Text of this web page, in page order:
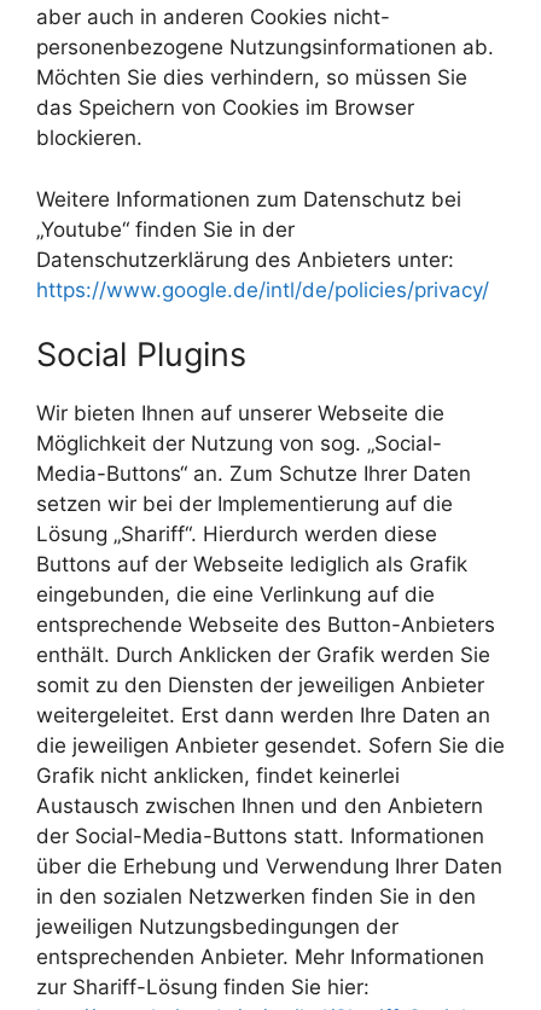
aber auch in anderen Cookies nicht-
personenbezogene Nutzungsinformationen ab.
Möchten Sie dies verhindern, so müssen Sie
das Speichern von Cookies im Browser
blockieren.
Weitere Informationen zum Datenschutz bei
„Youtube“ finden Sie in der
Datenschutzerklärung des Anbieters unter:
https://www.google.de/intl/de/policies/privacy/
Social Plugins
Wir bieten Ihnen auf unserer Webseite die
Möglichkeit der Nutzung von sog. „Social-
Media-Buttons“ an. Zum Schutze Ihrer Daten
setzen wir bei der Implementierung auf die
Lösung „Shariff“. Hierdurch werden diese
Buttons auf der Webseite lediglich als Grafik
eingebunden, die eine Verlinkung auf die
entsprechende Webseite des Button-Anbieters
enthält. Durch Anklicken der Grafik werden Sie
somit zu den Diensten der jeweiligen Anbieter
weitergeleitet. Erst dann werden Ihre Daten an
die jeweiligen Anbieter gesendet. Sofern Sie die
Grafik nicht anklicken, findet keinerlei
Austausch zwischen Ihnen und den Anbietern
der Social-Media-Buttons statt. Informationen
über die Erhebung und Verwendung Ihrer Daten
in den sozialen Netzwerken finden Sie in den
jeweiligen Nutzungsbedingungen der
entsprechenden Anbieter. Mehr Informationen
zur Shariff-Lösung finden Sie hier: